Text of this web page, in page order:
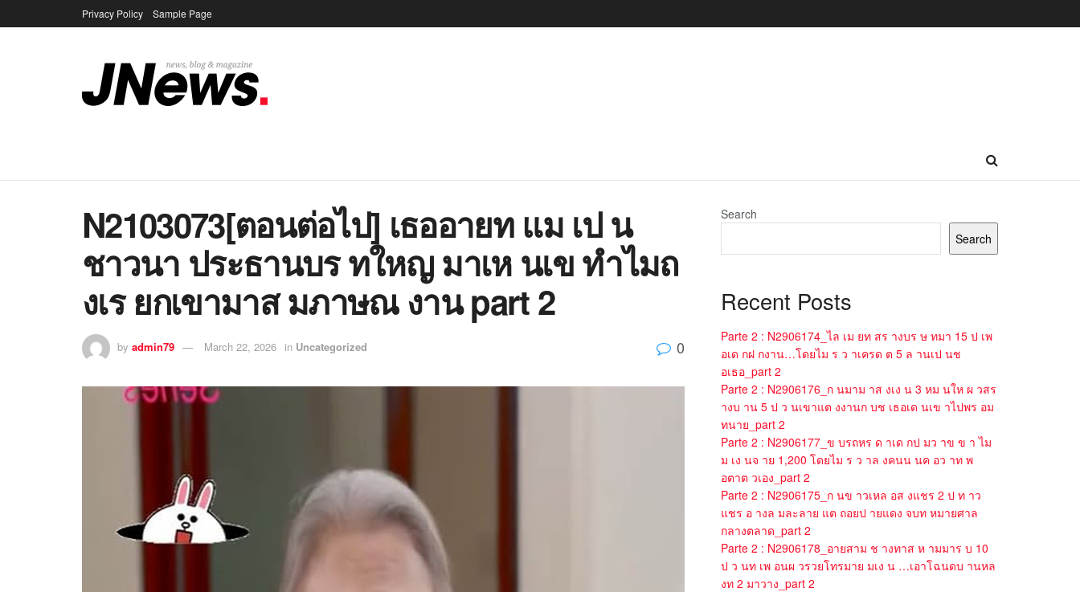
Privacy Policy Sample Page
N2103073[ตอนต่อไป] เธออายท แม เป น
ชาวนา ประธานบร ทใหญ มาเห นเข ทำไมถ
งเร ยกเขามาส มภาษณ งาน part 2
by admin79 March 22, 2026 in Uncategorized 0
Search
Search
Recent Posts
Parte 2 : N2906174_ไล เม ยท สร างบร ษ ทมา 15 ป เพ
อเด กฝ กงาน…โดยไม ร ว าเครด ต 5 ล านเป นช
อเธอ_part 2
Parte 2 : N2906176_ก นมาม าส งเง น 3 หม นให ผ วสร
างบ าน 5 ป ว นเขาแต งงานก บช เธอเด นเข าไปพร อม
ทนาย_part 2
Parte 2 : N2906177_ข บรถหร ด าเด กป มว าข ข า ไม
ม เง นจ าย 1,200 โดยไม ร ว าล งคนน นค อว าท พ
อตาต วเอง_part 2
Parte 2 : N2906175_ก นข าวเหล อส งแชร 2 ป ท าว
แชร อ างล มละลาย แต ถอยป ายแดง จบท หมายศาล
กลางตลาด_part 2
Parte 2 : N2906178_อายสาม ช างทาส ห ามมาร บ 10
ป ว นท เพ อนผ วรวยโทรมาย มเง น …เอาโฉนดบ านหล
งท 2 มาวาง_part 2